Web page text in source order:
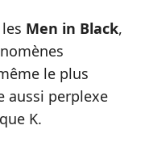
Men in Black,
le plus
aussi perplexe
K.